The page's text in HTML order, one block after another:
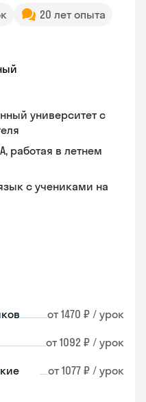
20 лет опыта
университет с
работая в летнем
с учениками на
от 1470 ₽ / урок
от 1092 ₽ / урок
от 1077 ₽ / урок